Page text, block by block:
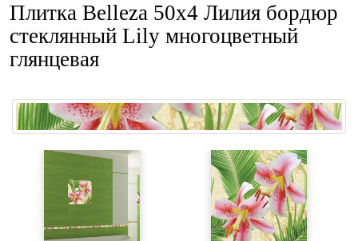
Плитка Belleza 50x4 Лилия бордюр
стеклянный Lily многоцветный
глянцевая